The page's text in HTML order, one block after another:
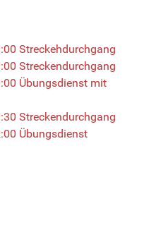
Streckehdurchgang
Streckendurchgang
Übungsdienst mit
Streckendurchgang
Übungsdienst